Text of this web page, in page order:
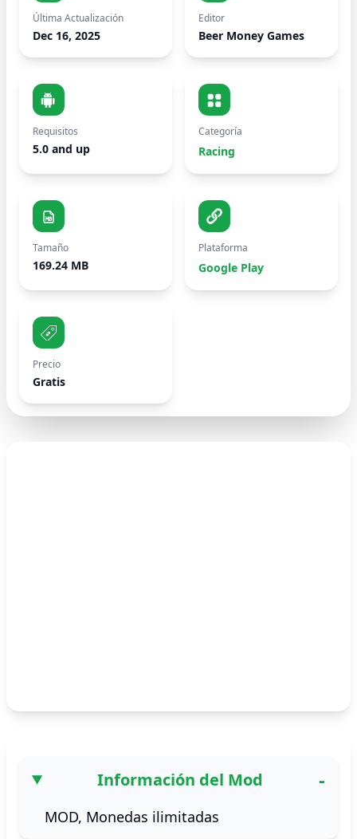
Última Actualización
Dec 16, 2025
Editor
Beer Money Games
Requisitos
5.0 and up
Categoría
Racing
Tamaño
169.24 MB
Plataforma
Google Play
Precio
Gratis
Información del Mod
MOD, Monedas ilimitadas